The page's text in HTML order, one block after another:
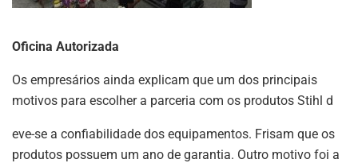
Oficina Autorizada
Os empresários ainda explicam que um dos principais
motivos para escolher a parceria com os produtos Stihl d
eve-se a confiabilidade dos equipamentos. Frisam que os
produtos possuem um ano de garantia. Outro motivo foi a